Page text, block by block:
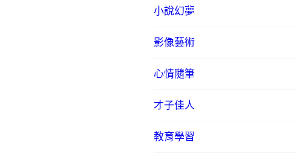
小說幻夢
影像藝術
心情隨筆
才子佳人
教育學習